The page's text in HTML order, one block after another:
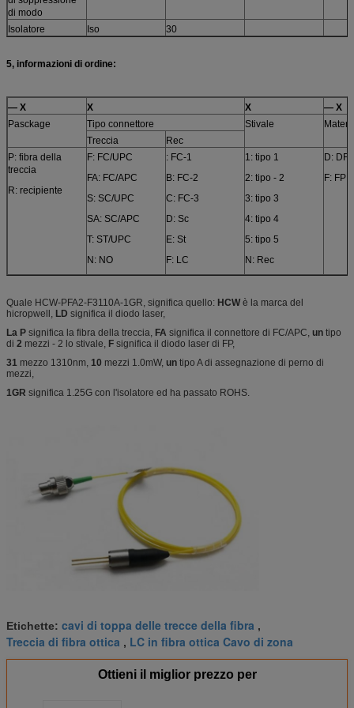
di modo
Isolatore Iso 30
5, informazioni di ordine:
— X X X
— X
Pasckage
Tipo connettore Stivale
Treccia
Rec
P: fibra della
treccia
R: recipiente
F: FC/UPC
FA: FC/APC
S: SC/UPC
SA: SC/APC
T: ST/UPC
N: NO
: FC-1
B: FC-2
C: FC-3
D: Sc
E: St
F: LC
1: tipo 1
2: tipo - 2
3: tipo 3
4: tipo 4
5: tipo 5
N: Rec
D: DFB
F: FP
Quale HCW-PFA2-F3110A-1GR, significa quello: HCW è la marca del
hicropwell, LD significa il diodo laser,
La P significa la fibra della treccia, FA significa il connettore di FC/APC, un tipo
di 2 mezzi - 2 lo stivale, F significa il diodo laser di FP,
31 mezzo 1310nm, 10 mezzi 1.0mW, un tipo A di assegnazione di perno di
mezzi,
1GR significa 1.25G con l'isolatore ed ha passato ROHS.
Etichette: cavi di toppa delle trecce della fibra ,
Treccia di fibra ottica , LC in fibra ottica Cavo di zona
Ottieni il miglior prezzo per